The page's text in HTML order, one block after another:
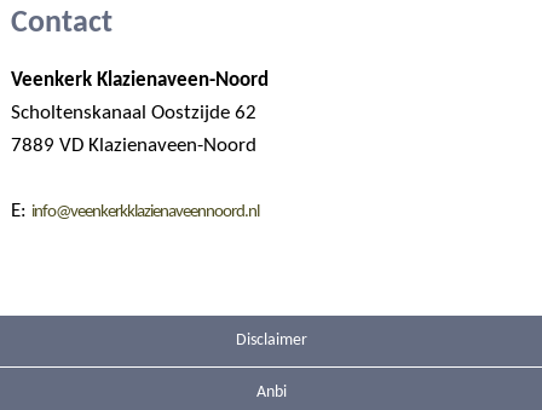
Contact
Veenkerk Klazienaveen-Noord
Scholtenskanaal Oostzijde 62
7889 VD Klazienaveen-Noord
E: info@veenkerkklazienaveennoord.nl
Disclaimer
Anbi